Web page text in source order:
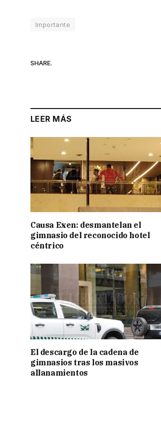
Importante
SHARE.
LEER MÁS
Causa Exen: desmantelan el
gimnasio del reconocido hotel
céntrico
El descargo de la cadena de
gimnasios tras los masivos
allanamientos